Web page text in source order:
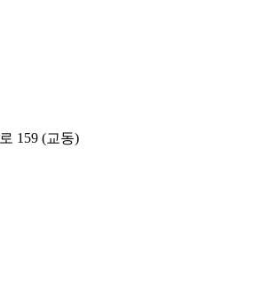
159 (교동)